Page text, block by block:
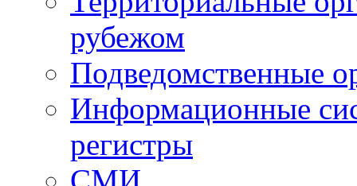
рубежом
Подведомственные
Информационные
регистры